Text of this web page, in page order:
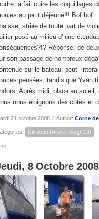
à fait cuire les coquillages
au petit déjeuné!!! Bof
striée de toute part de
posé au milieu d' une
Réponse: de
son passage de nombreux
sur le bateau, peut
pensées, tandis que Yvan
Après midi, place au
nous éloignons des cotes et
21 octobre 2008 / Author: Corne
Curaçao (Ancien blog)(19)
8 Octobre